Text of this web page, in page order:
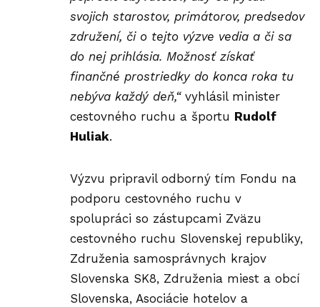
svojich starostov, primátorov, predsedov
združení, či o tejto výzve vedia a či sa
do nej prihlásia. Možnosť získať
finančné prostriedky do konca roka tu
nebýva každý deň,“vyhlásil minister
cestovného ruchu a športu Rudolf
Huliak.
Výzvu pripravil odborný tím Fondu na
podporu cestovného ruchu v
spolupráci so zástupcami Zväzu
cestovného ruchu Slovenskej republiky,
Združenia samosprávnych krajov
Slovenska SK8, Združenia miest a obcí
Slovenska, Asociácie hotelov a